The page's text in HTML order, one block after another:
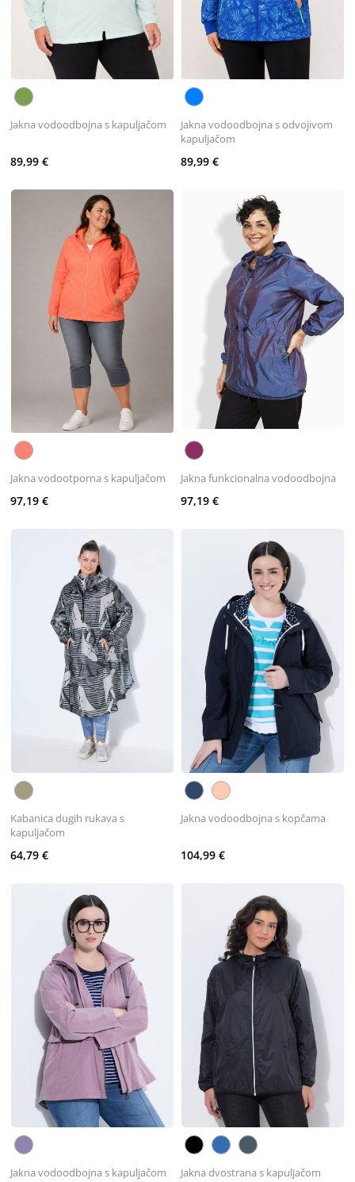
Jakna vodoodbojna s kapuljačom
89,99 €
Jakna vodoodbojna s odvojivom
kapuljačom
89,99 €
Jakna vodootporna s kapuljačom
97,19 €
Jakna funkcionalna vodoodbojna
97,19 €
Kabanica dugih rukava s
kapuljačom
64,79 €
Jakna vodoodbojna s kopčama
104,99 €
Jakna vodoodbojna s kapuljačom Jakna dvostrana s kapuljačom